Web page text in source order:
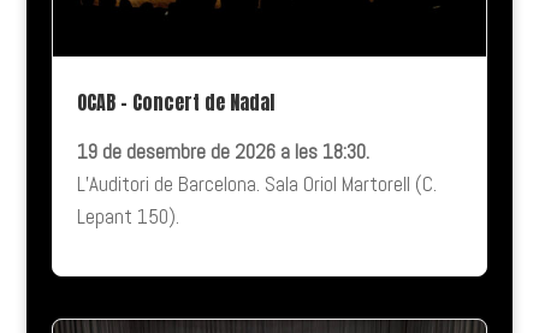
OCAB – Concert de Nadal
19 de desembre de 2026 a les 18:30.
L’Auditori de Barcelona. Sala Oriol Martorell (C.
Lepant 150).